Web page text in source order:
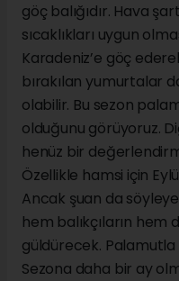
göç balığıdır. Hava
sıcaklıkları uygun
Karadeniz’e göç
bırakılan yumurtalar
olabilir. Bu sezon
olduğunu görüyoruz.
henüz bir
Özellikle hamsi için
Ancak şuan da
hem balıkçıların
güldürecek. Palamutla
Sezona daha bir ay